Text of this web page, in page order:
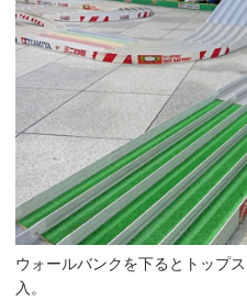
ウォールバンクを下るとトップ
入。